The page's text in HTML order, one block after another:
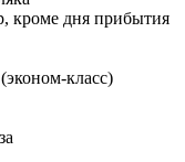
кроме дня прибытия
класс)